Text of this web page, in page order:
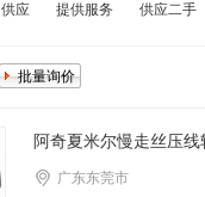
供应 提供服务 供应二手
阿奇夏米尔慢走丝压
广东东莞市